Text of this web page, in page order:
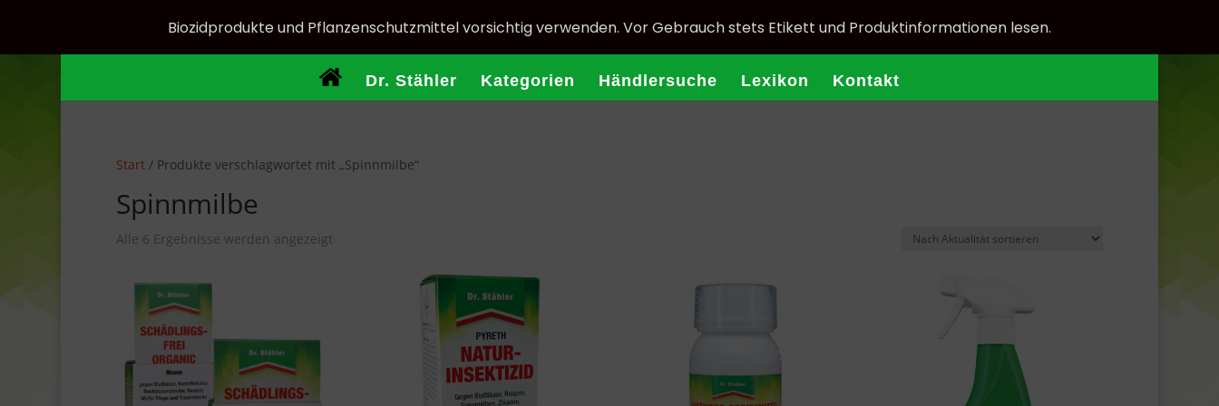
Dr. Stähler Kategorien Händlersuche Lexikon Kontakt
Start/ Produkte verschlagwortet mit „Spinnmilbe“
Spinnmilbe
Alle 6 Ergebnisse werden angezeigtNach
Biozidprodukte und Pflanzenschutzmittel vorsichtig verwenden. Vor Gebrauch stets Etikett und Produktinformationen lesen.